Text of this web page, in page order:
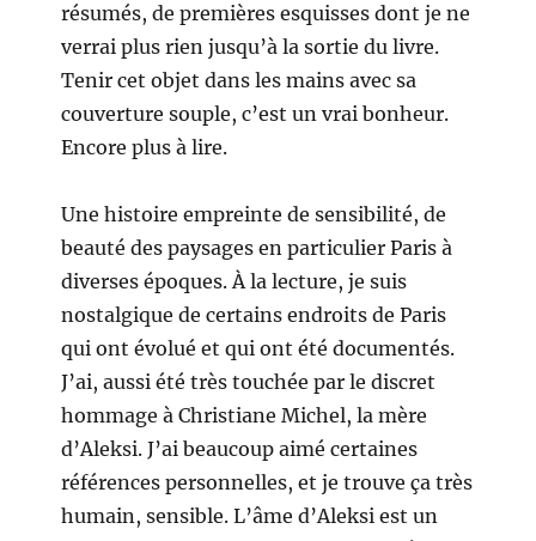
résumés, de premières esquisses dont je ne
verrai plus rien jusqu’à la sortie du livre.
Tenir cet objet dans les mains avec sa
couverture souple, c’est un vrai bonheur.
Encore plus à lire.
Une histoire empreinte de sensibilité, de
beauté des paysages en particulier Paris à
diverses époques. À la lecture, je suis
nostalgique de certains endroits de Paris
qui ont évolué et qui ont été documentés.
J’ai, aussi été très touchée par le discret
hommage à Christiane Michel, la mère
d’Aleksi. J’ai beaucoup aimé certaines
références personnelles, et je trouve ça très
humain, sensible. L’âme d’Aleksi est un